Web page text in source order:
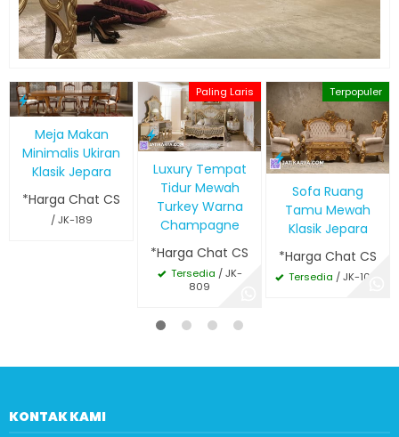
Meja Makan
Minimalis Ukiran
Klasik Jepara
*Harga Chat CS
/ JK-189
Paling Laris
Luxury Tempat
Tidur Mewah
Turkey Warna
Champagne
*Harga Chat CS
Tersedia / JK-
809
Terpopuler
Sofa Ruang
Tamu Mewah
Klasik Jepara
*Harga Chat CS
Tersedia / JK-1014
KONTAK KAMI